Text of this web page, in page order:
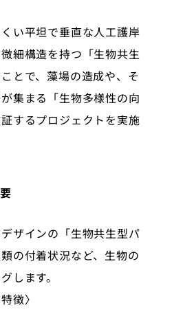
い平坦で垂直な人工護岸
細構造を持つ「生物共生
とで、藻場の造成や、そ
集まる「生物多様性の向
するプロジェクトを実施
ザインの「生物共生型パ
の付着状況など、生物の
します。
徴〉